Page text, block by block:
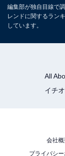
編集部が独自目線で
レンドに関するラン
しています。
All
イチ
会社概
プライバシ